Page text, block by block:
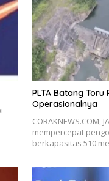
PLTA Batang Toru
Operasionalnya
CORAKNEWS.COM,
mempercepat
berkapasitas 510